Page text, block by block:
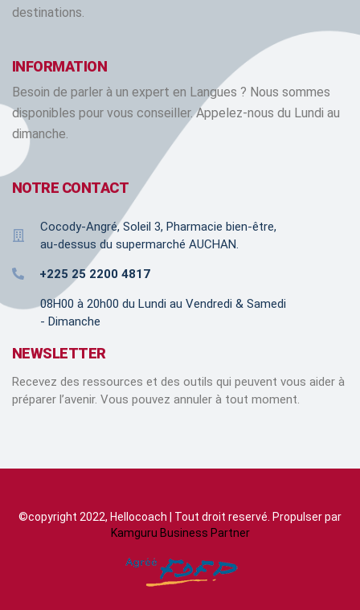
destinations.
INFORMATION
Besoin de parler à un expert en Langues ? Nous sommes
disponibles pour vous conseiller. Appelez-nous du Lundi au
dimanche.
NOTRE CONTACT
Cocody-Angré, Soleil 3, Pharmacie bien-être,
au-dessus du supermarché AUCHAN.
+225 25 2200 4817
08H00 à 20h00 du Lundi au Vendredi & Samedi
- Dimanche
NEWSLETTER
Recevez des ressources et des outils qui peuvent vous aider à
préparer l’avenir. Vous pouvez annuler à tout moment.
©copyright 2022, Hellocoach | Tout droit reservé. Propulser par
Kamguru Business Partner